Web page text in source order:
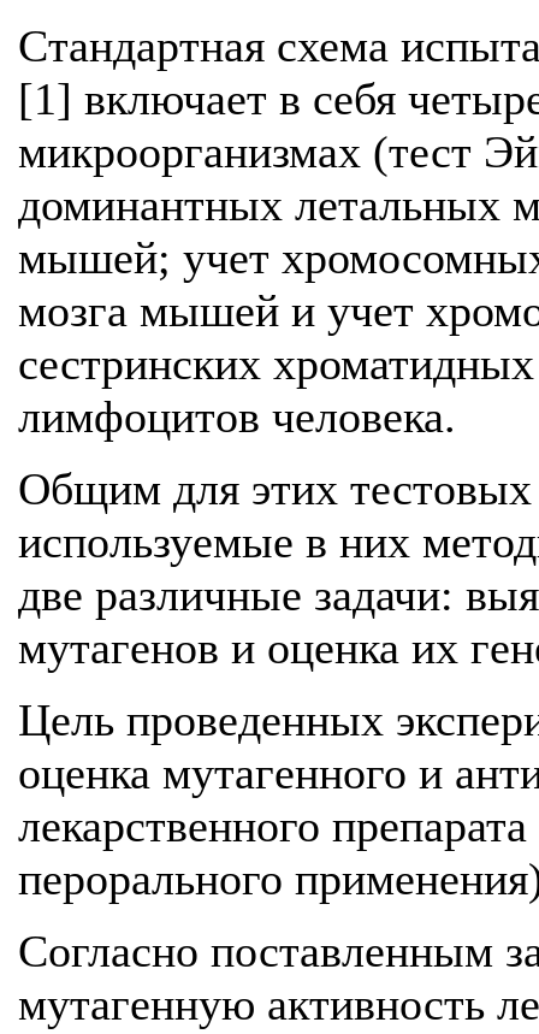
Стандартная схема
[1] включает в себя
микроорганизмах (тест
доминантных летальных
мышей; учет хромосомных
мозга мышей и учет
сестринских
лимфоцитов человека.
Общим для этих тестовых
используемые в них
две различные задачи:
мутагенов и оценка их
Цель проведенных
оценка мутагенного и
лекарственного
перорального
Согласно поставленным
мутагенную активность